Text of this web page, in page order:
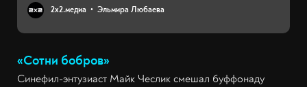
2х2.медиа Эльмира Любаева
«Сотни бобров»
Синефил-энтузиаст Майк Чеслик смешал буффонаду